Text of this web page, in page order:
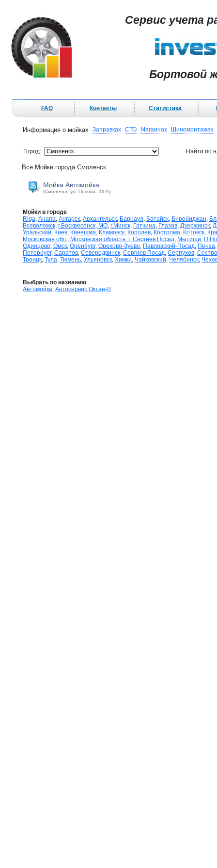
Сервис учета
Бортовой
FAQ Контакты Статистика
Информация о мойках Заправках СТО Магаинах Шиномонтажах
Город: Найти по
Все Мойки города Смоленск
Мойка Автомойка
(Смоленск, ул. Попова, 23-А)
Мойки в городе
Riga, Анапа, Ангарск, Архангельск, Барнаул, Батайск, Биробиджан,
Всеволожск, г.Воскресенск, МО, г.Минск, Гатчина, Глазов, Дзержинск,
Уральский, Киев, Кинешма, Климовск, Королев, Кострома, Котовск,
Московская обл., Московская область, г. Сергиев Посад, Мытищи,
Одинцово, Омск, Оренбург, Орехово-Зуево, Павловский-Посад, Пенза
Петербург, Саратов, Северодвинск, Сергиев Посад, Серпухов,
Троицк, Тула, Тюмень, Ульяновск, Химки, Чайковский, Челябинск,
Выбрать по названию
Автомойка, Автосервис Октан-В